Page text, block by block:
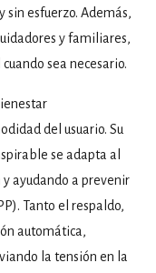
sin esfuerzo. Además,
y familiares,
sea necesario.
del usuario. Su
se adapta al
y ayudando a prevenir
Tanto el respaldo,
automática,
la tensión en la